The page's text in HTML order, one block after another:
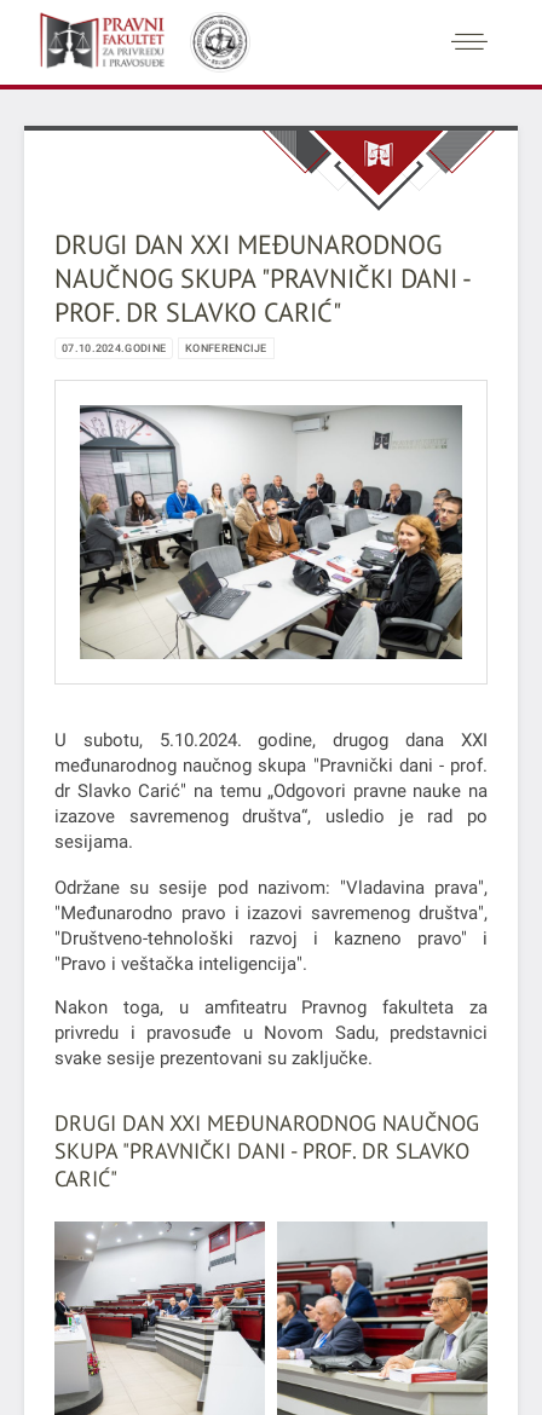
DRUGI DAN XXI MEĐUNARODNOG
NAUČNOG SKUPA "PRAVNIČKI DANI -
PROF. DR SLAVKO CARIĆ"
07.10.2024.GODINE KONFERENCIJE
U subotu, 5.10.2024. godine, drugog dana XXI
međunarodnog naučnog skupa "Pravnički dani - prof.
dr Slavko Carić" na temu „Odgovori pravne nauke na
izazove savremenog društva“, usledio je rad po
sesijama.
Održane su sesije pod nazivom: "Vladavina prava",
"Međunarodno pravo i izazovi savremenog društva",
"Društveno-tehnološki razvoj i kazneno pravo" i
"Pravo i veštačka inteligencija".
Nakon toga, u amfiteatru Pravnog fakulteta za
privredu i pravosuđe u Novom Sadu, predstavnici
svake sesije prezentovani su zaključke.
DRUGI DAN XXI MEĐUNARODNOG NAUČNOG
SKUPA "PRAVNIČKI DANI - PROF. DR SLAVKO
CARIĆ"